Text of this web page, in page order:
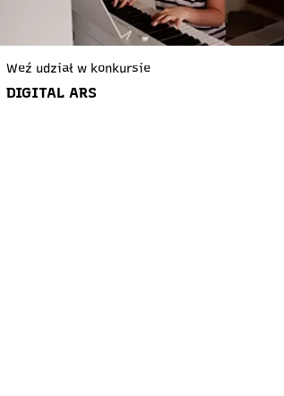
Weź udział w konkursie
DIGITAL ARS